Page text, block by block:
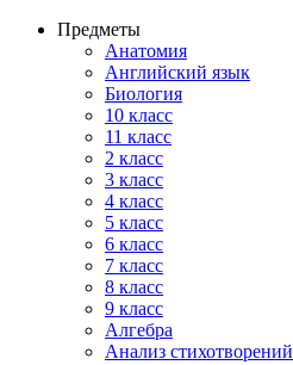
Предметы
Анатомия
Английский язык
Биология
10 класс
11 класс
2 класс
3 класс
4 класс
5 класс
6 класс
7 класс
8 класс
9 класс
Алгебра
Анализ стихотворений